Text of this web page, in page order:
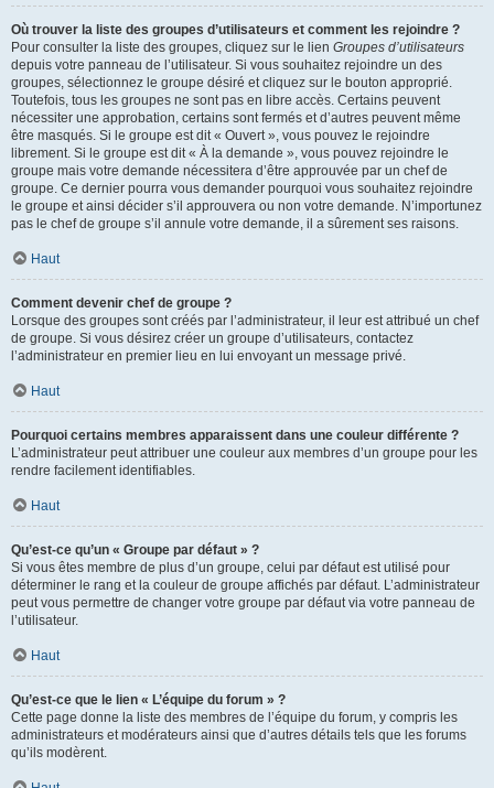
Où trouver la liste des groupes d’utilisateurs et comment les rejoindre ?
Pour consulter la liste des groupes, cliquez sur le lien Groupes d’utilisateurs
depuis votre panneau de l’utilisateur. Si vous souhaitez rejoindre un des
groupes, sélectionnez le groupe désiré et cliquez sur le bouton approprié.
Toutefois, tous les groupes ne sont pas en libre accès. Certains peuvent
nécessiter une approbation, certains sont fermés et d’autres peuvent même
être masqués. Si le groupe est dit « Ouvert », vous pouvez le rejoindre
librement. Si le groupe est dit « À la demande », vous pouvez rejoindre le
groupe mais votre demande nécessitera d’être approuvée par un chef de
groupe. Ce dernier pourra vous demander pourquoi vous souhaitez rejoindre
le groupe et ainsi décider s’il approuvera ou non votre demande. N’importunez
pas le chef de groupe s’il annule votre demande, il a sûrement ses raisons.
Haut
Comment devenir chef de groupe ?
Lorsque des groupes sont créés par l’administrateur, il leur est attribué un chef
de groupe. Si vous désirez créer un groupe d’utilisateurs, contactez
l’administrateur en premier lieu en lui envoyant un message privé.
Haut
Pourquoi certains membres apparaissent dans une couleur différente ?
L’administrateur peut attribuer une couleur aux membres d’un groupe pour les
rendre facilement identifiables.
Haut
Qu’est-ce qu’un « Groupe par défaut » ?
Si vous êtes membre de plus d’un groupe, celui par défaut est utilisé pour
déterminer le rang et la couleur de groupe affichés par défaut. L’administrateur
peut vous permettre de changer votre groupe par défaut via votre panneau de
l’utilisateur.
Haut
Qu’est-ce que le lien « L’équipe du forum » ?
Cette page donne la liste des membres de l’équipe du forum, y compris les
administrateurs et modérateurs ainsi que d’autres détails tels que les forums
qu’ils modèrent.